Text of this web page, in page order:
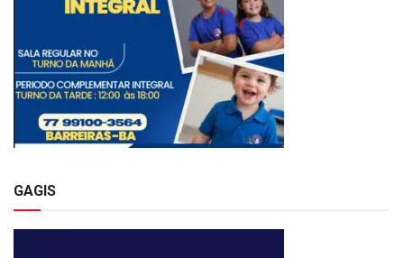
GAGIS